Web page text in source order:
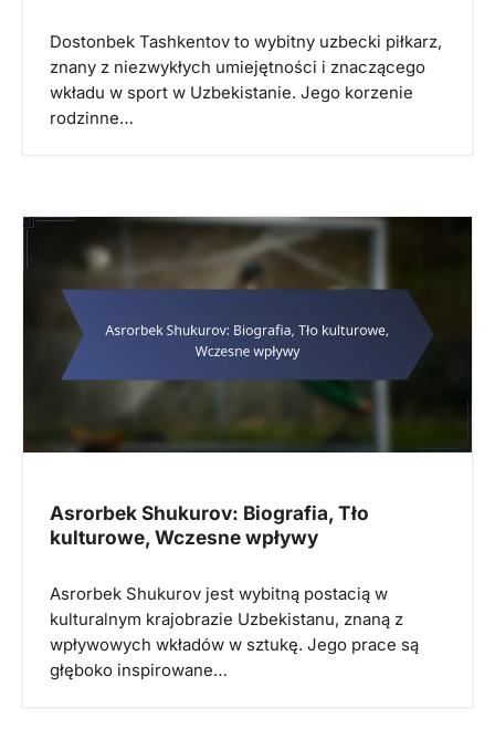
Dostonbek Tashkentov to wybitny uzbecki piłkarz,
znany z niezwykłych umiejętności i znaczącego
wkładu w sport w Uzbekistanie. Jego korzenie
rodzinne…
Asrorbek Shukurov: Biografia, Tło
kulturowe, Wczesne wpływy
Asrorbek Shukurov jest wybitną postacią w
kulturalnym krajobrazie Uzbekistanu, znaną z
wpływowych wkładów w sztukę. Jego prace są
głęboko inspirowane…